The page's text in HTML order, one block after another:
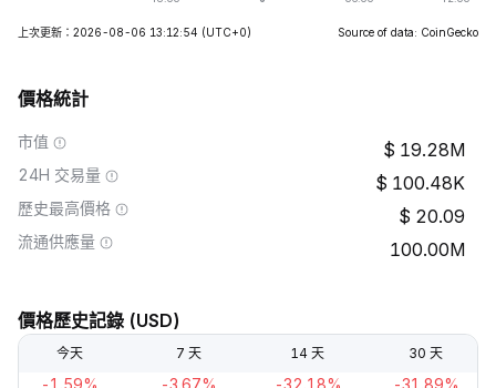
上次更新：2026-08-06 13:12:54 (UTC+0) Source of data: CoinGecko
價格統計
市值 19.28M
24H 交易量 100.48K
歷史最高價格 20.09
流通供應量 100.00M
價格歷史記錄 (USD)
今天 7 天 14 天 30 天
-1.59% -3.67% -32.18% -31.89%